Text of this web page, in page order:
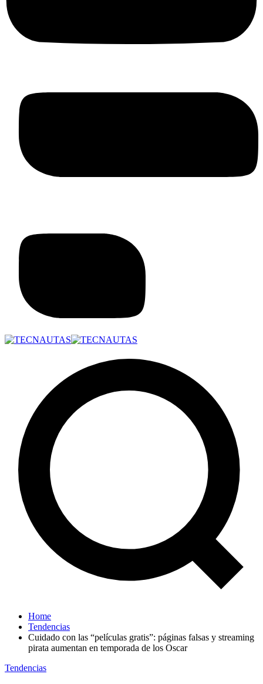
Home
Tendencias
Cuidado con las “películas gratis”: páginas falsas y streaming
pirata aumentan en temporada de los Oscar
Tendencias